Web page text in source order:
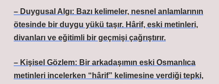
– Duygusal Algı: Bazı kelimeler, nesnel anlamlarının
ötesinde bir duygu yükü taşır. Hârif, eski metinleri,
divanları ve eğitimli bir geçmişi çağrıştırır.
– Kişisel Gözlem: Bir arkadaşımın eski Osmanlıca
metinleri incelerken “hârif” kelimesine verdiği tepki,